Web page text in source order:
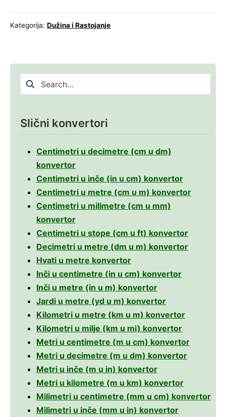
Kategorija: Dužina i Rastojanje
Pretraga
za:
Slični konvertori
Centimetri u decimetre (cm u dm)
konvertor
Centimetri u inče (in u cm) konvertor
Centimetri u metre (cm u m) konvertor
Centimetri u milimetre (cm u mm)
konvertor
Centimetri u stope (cm u ft) konvertor
Decimetri u metre (dm u m) konvertor
Hvati u metre konvertor
Inči u centimetre (in u cm) konvertor
Inči u metre (in u m) konvertor
Jardi u metre (yd u m) konvertor
Kilometri u metre (km u m) konvertor
Kilometri u milje (km u mi) konvertor
Metri u centimetre (m u cm) konvertor
Metri u decimetre (m u dm) konvertor
Metri u inče (m u in) konvertor
Metri u kilometre (m u km) konvertor
Milimetri u centimetre (mm u cm) konvertor
Milimetri u inče (mm u in) konvertor